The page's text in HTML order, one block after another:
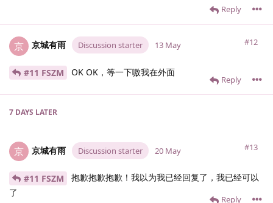
Reply
京 京城有雨 Discussion starter #12
13 May
#11 FSZM OK OK，等一下嗷我在外面
Reply
7 DAYS LATER
京 京城有雨 Discussion starter #13
20 May
#11 FSZM
抱歉抱歉抱歉！我以为我已经回复了，我已经可以
了
Reply